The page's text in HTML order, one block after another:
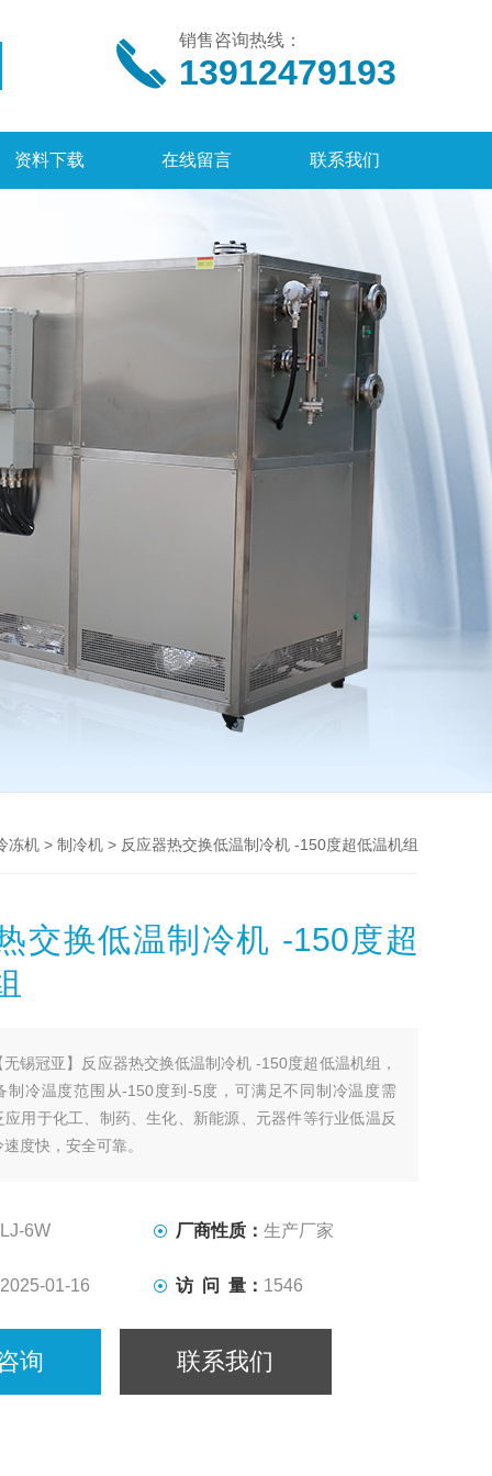
销售咨询热线：
13912479193
资料下载 在线留言 联系我们
冻机> 制冷机> 反应器热交换低温制冷机 -150度超低温机组
交换低温制冷机 -150度超
无锡冠亚】反应器热交换低温制冷机 -150度超低温机组，
制冷温度范围从-150度到-5度，可满足不同制冷温度需
应用于化工、制药、生化、新能源、元器件等行业低温反
度快，安全可靠。
LJ-6W 厂商性质：生产厂家
2025-01-16 访 问 量： 1546
询 联系我们